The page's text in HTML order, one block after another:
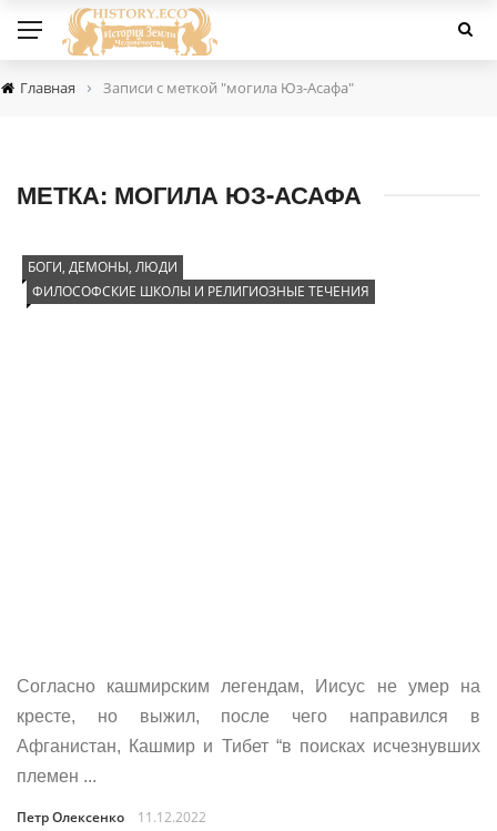
Главная › Записи с меткой "могила Юз-Асафа"
МЕТКА: МОГИЛА ЮЗ-АСАФА
БОГИ, ДЕМОНЫ, ЛЮДИ
ФИЛОСОФСКИЕ ШКОЛЫ И РЕЛИГИОЗНЫЕ ТЕЧЕНИЯ
Согласно кашмирским легендам, Иисус не умер на
кресте, но выжил, после чего направился в
Афганистан, Кашмир и Тибет “в поисках исчезнувших
племен ...
Петр Олексенко
11.12.2022